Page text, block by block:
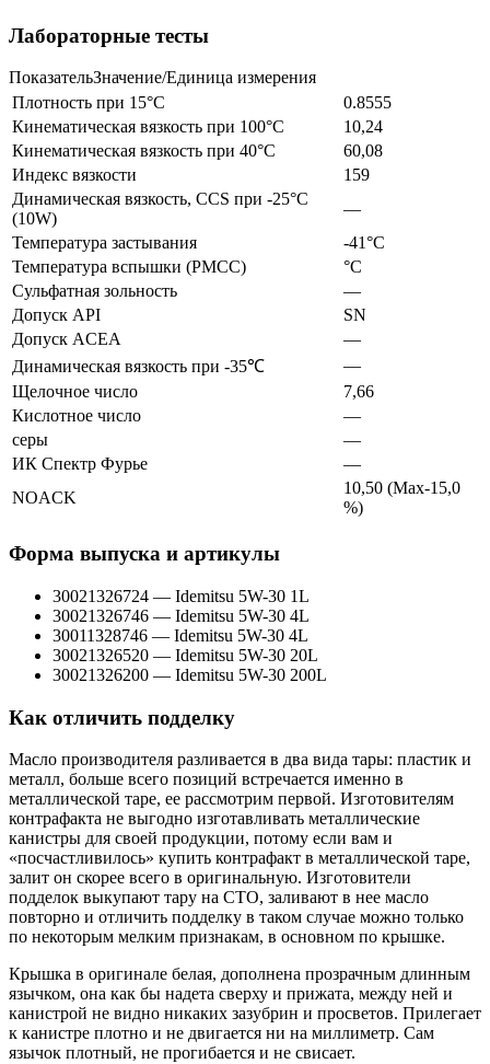
Лабораторные тесты
ПоказательЗначение/Единица измерения
Плотность при 15°C
0.8555
Кинематическая вязкость при 100°C
10,24
Кинематическая вязкость при 40°C
60,08
Индекс вязкости
159
Динамическая вязкость, CCS при -25°С
(10W)
—
Температура застывания
-41°С
Температура вспышки (PMCC)
°С
Сульфатная зольность
—
Допуск API
SN
Допуск ACEA
—
Динамическая вязкость при -35℃
—
Щелочное число
7,66
Кислотное число
—
серы
—
ИК Спектр Фурье
—
NOACK
10,50 (Max-15,0
%)
Форма выпуска и артикулы
30021326724 — Idemitsu 5W-30 1L
30021326746 — Idemitsu 5W-30 4L
30011328746 — Idemitsu 5W-30 4L
30021326520 — Idemitsu 5W-30 20L
30021326200 — Idemitsu 5W-30 200L
Как отличить подделку
Масло производителя разливается в два вида тары: пластик и
металл, больше всего позиций встречается именно в
металлической таре, ее рассмотрим первой. Изготовителям
контрафакта не выгодно изготавливать металлические
канистры для своей продукции, потому если вам и
«посчастливилось» купить контрафакт в металлической таре,
залит он скорее всего в оригинальную. Изготовители
подделок выкупают тару на СТО, заливают в нее масло
повторно и отличить подделку в таком случае можно только
по некоторым мелким признакам, в основном по крышке.
Крышка в оригинале белая, дополнена прозрачным длинным
язычком, она как бы надета сверху и прижата, между ней и
канистрой не видно никаких зазубрин и просветов. Прилегает
к канистре плотно и не двигается ни на миллиметр. Сам
язычок плотный, не прогибается и не свисает.